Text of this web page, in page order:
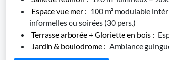
Espace vue mer : 100 m² modulable
informelles ou soirées (30 pers.)
Terrasse arborée + Gloriette en bois :
Jardin & boulodrome : Ambiance